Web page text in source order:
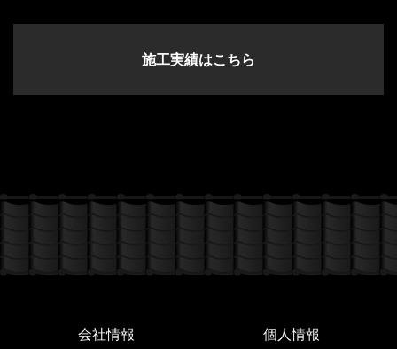
施工実績はこちら
会社情報
個人情報